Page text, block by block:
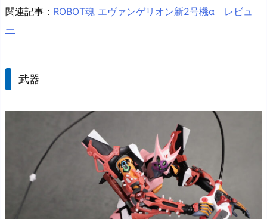
関連記事： ROBOT魂 エヴァンゲリオン新2号機α レビュ
ー
武器